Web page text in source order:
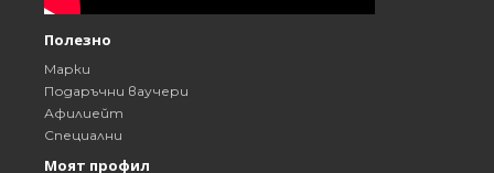
Полезно
Марки
Подаръчни ваучери
Афилиейт
Специални
Моят профил